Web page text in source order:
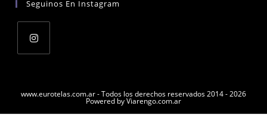
application
Seguinos En Instagram
awww.eurotelas.com.ar - Todos los derechos reservados 2014 - 2026
Powered by Viarengo.com.ar